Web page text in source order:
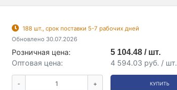
188 шт., срок поставки 5-7 рабочих дней
Обновлено 30.07.2026
Розничная цена:
5 104.48 / шт.
Оптовая цена:
4 594.03 руб. / шт.
- + КУПИТЬ